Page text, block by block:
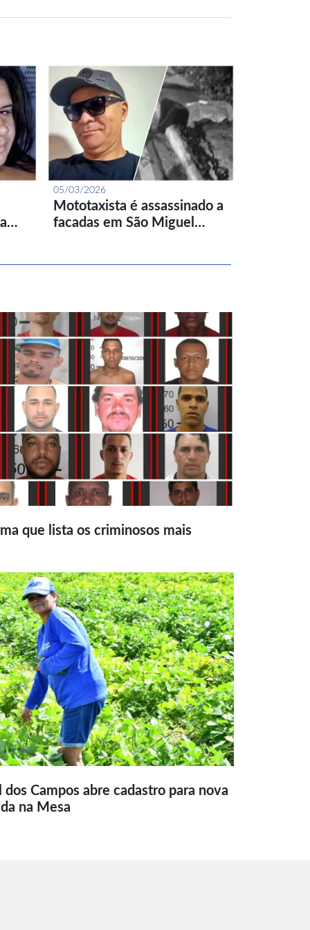
05/03/2026
Mototaxista é assassinado a
facadas em São Miguel…
que lista os criminosos mais
Campos abre cadastro para nova
na Mesa